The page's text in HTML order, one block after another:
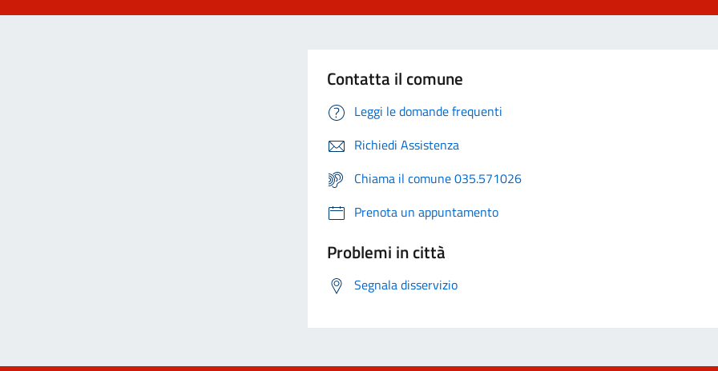
Contatta il comune
Leggi le domande frequenti
Richiedi Assistenza
Chiama il comune 035.571026
Prenota un appuntamento
Problemi in città
Segnala disservizio